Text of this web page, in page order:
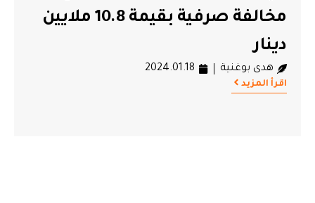
مخالفة صرفية بقيمة 10.8 ملايين
دينار
هدى بوغنية 2024.01.18
اقرأ المزيد